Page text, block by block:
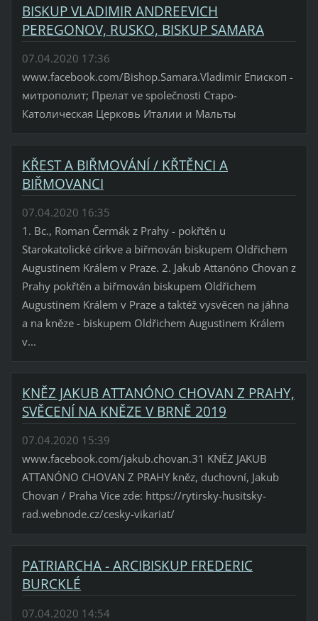
BISKUP VLADIMIR ANDREEVICH
PEREGONOV, RUSKO, BISKUP SAMARA
07.04.2020 17:36
www.facebook.com/Bishop.Samara.Vladimir Епископ -
митрополит; Прелат ve společnosti Старо-
Католическая Церковь Италии и Мальты
KŘEST A BIŘMOVÁNÍ / KŘTĚNCI A
BIŘMOVANCI
07.04.2020 16:35
1. Bc., Roman Čermák z Prahy - pokřtěn u
Starokatolické církve a biřmován biskupem Oldřichem
Augustinem Králem v Praze. 2. Jakub Attanóno Chovan z
Prahy pokřtěn a biřmován biskupem Oldřichem
Augustinem Králem v Praze a taktéž vysvěcen na jáhna
a na kněze - biskupem Oldřichem Augustinem Králem
v...
KNĚZ JAKUB ATTANÓNO CHOVAN Z PRAHY,
SVĚCENÍ NA KNĚZE V BRNĚ 2019
07.04.2020 15:39
www.facebook.com/jakub.chovan.31 KNĚZ JAKUB
ATTANÓNO CHOVAN Z PRAHY kněz, duchovní, Jakub
Chovan / Praha Více zde: https://rytirsky-husitsky-
rad.webnode.cz/cesky-vikariat/
PATRIARCHA - ARCIBISKUP FREDERIC
BURCKLÉ
07.04.2020 14:54